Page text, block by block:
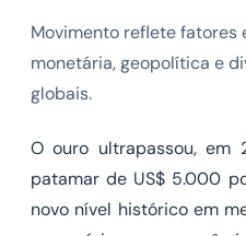
Movimento reflete
monetária, geopolítica e
globais.
O ouro ultrapassou,
patamar de US$ 5.000
novo nível histórico em